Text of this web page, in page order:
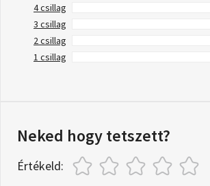
4 csillag
3 csillag
2 csillag
1 csillag
Neked hogy tetszett?
Értékeld: